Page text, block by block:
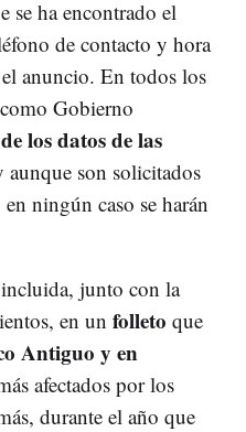
se ha encontrado el
de contacto y hora
anuncio. En todos los
Gobierno
los datos de las
aunque son solicitados
ningún caso se harán
junto con la
en un folleto que
Antiguo y en
afectados por los
durante el año que